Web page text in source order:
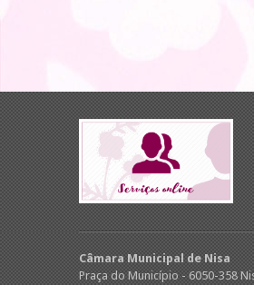
Câmara Municipal de Nisa
Praça do Município - 6050-358